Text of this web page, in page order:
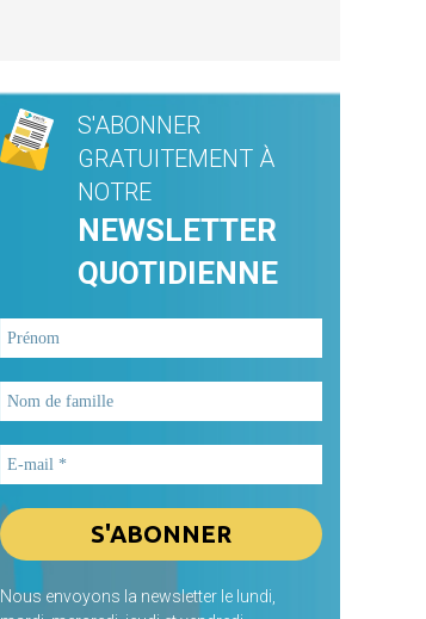
S'ABONNER
GRATUITEMENT À
NOTRE
NEWSLETTER
QUOTIDIENNE
Nous envoyons la newsletter le lundi,